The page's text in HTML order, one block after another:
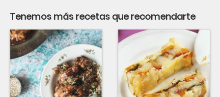
Tenemos más recetas que recomendarte